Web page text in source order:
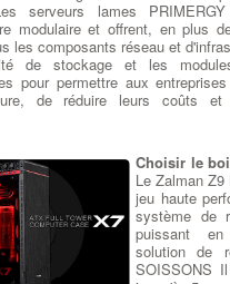
choisi parmi les gammes
mémoire dédiée adaptée
. Exemple : La carte
GTX 1080 est équipée du
GDDR5X (G5X) à bande
DirectX® 12 pour
rapide à SOISSONS , la plus
de virus et
malveillants
Nettoyage
serveurs lames
modulaire et offrent, en plus
les composants réseau et
de stockage et les
pour permettre aux
de réduire leurs coûts et
Choisir le
Le Zalman
jeu haute
système de
puissant
solution de
SOISSONS